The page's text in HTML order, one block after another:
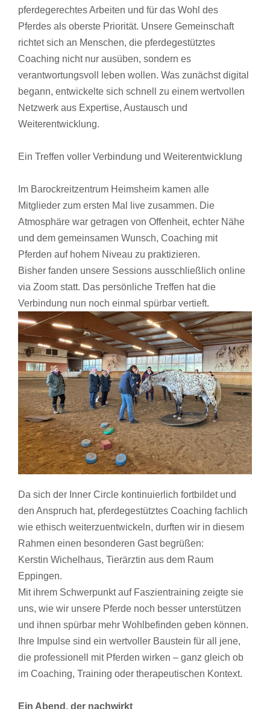
pferdegerechtes Arbeiten und für das Wohl des
Pferdes als oberste Priorität. Unsere Gemeinschaft
richtet sich an Menschen, die pferdegestütztes
Coaching nicht nur ausüben, sondern es
verantwortungsvoll leben wollen. Was zunächst digital
begann, entwickelte sich schnell zu einem wertvollen
Netzwerk aus Expertise, Austausch und
Weiterentwicklung.
Ein Treffen voller Verbindung und Weiterentwicklung
Im Barockreitzentrum Heimsheim kamen alle
Mitglieder zum ersten Mal live zusammen. Die
Atmosphäre war getragen von Offenheit, echter Nähe
und dem gemeinsamen Wunsch, Coaching mit
Pferden auf hohem Niveau zu praktizieren.
Bisher fanden unsere Sessions ausschließlich online
via Zoom statt. Das persönliche Treffen hat die
Verbindung nun noch einmal spürbar vertieft.
Da sich der Inner Circle kontinuierlich fortbildet und
den Anspruch hat, pferdegestütztes Coaching fachlich
wie ethisch weiterzuentwickeln, durften wir in diesem
Rahmen einen besonderen Gast begrüßen:
Kerstin Wichelhaus, Tierärztin aus dem Raum
Eppingen.
Mit ihrem Schwerpunkt auf Faszientraining zeigte sie
uns, wie wir unsere Pferde noch besser unterstützen
und ihnen spürbar mehr Wohlbefinden geben können.
Ihre Impulse sind ein wertvoller Baustein für all jene,
die professionell mit Pferden wirken – ganz gleich ob
im Coaching, Training oder therapeutischen Kontext.
Ein Abend, der nachwirkt